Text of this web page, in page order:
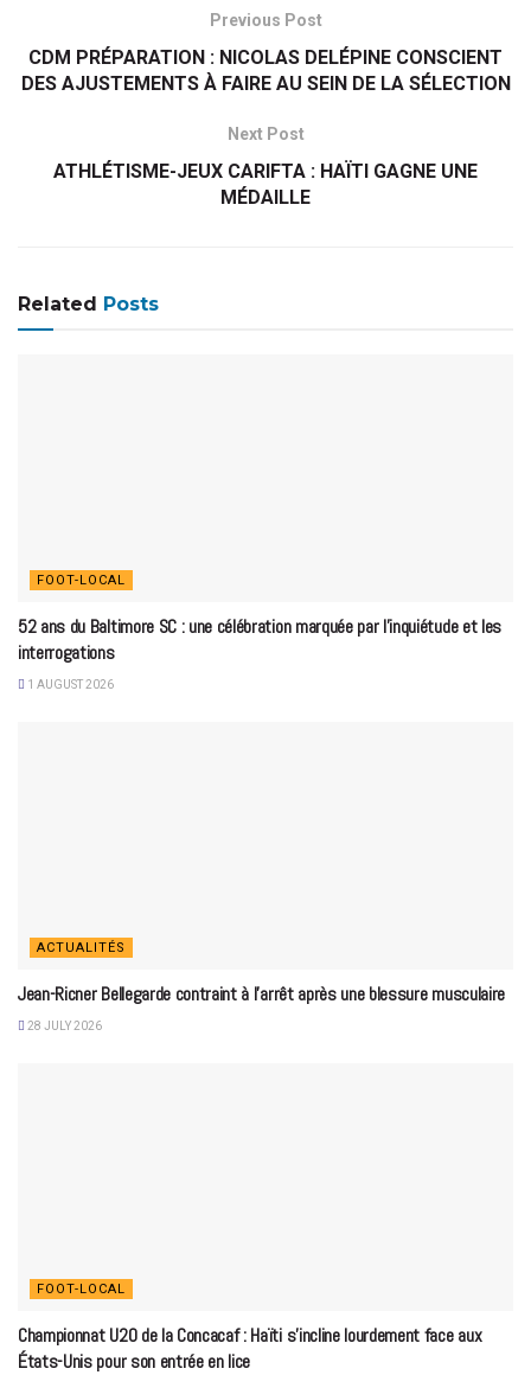
Previous Post
CDM PRÉPARATION : NICOLAS DELÉPINE CONSCIENT
DES AJUSTEMENTS À FAIRE AU SEIN DE LA SÉLECTION
Next Post
ATHLÉTISME-JEUX CARIFTA : HAÏTI GAGNE UNE
MÉDAILLE
Related Posts
FOOT-LOCAL
52 ans du Baltimore SC : une célébration marquée par l’inquiétude et les
interrogations
1 AUGUST 2026
ACTUALITÉS
Jean-Ricner Bellegarde contraint à l’arrêt après une blessure musculaire
28 JULY 2026
FOOT-LOCAL
Championnat U20 de la Concacaf : Haïti s’incline lourdement face aux
États-Unis pour son entrée en lice